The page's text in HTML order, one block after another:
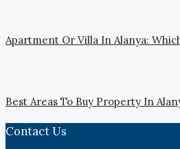
Apartment Or Villa In Alanya:
Best Areas To Buy Property In
Contact Us